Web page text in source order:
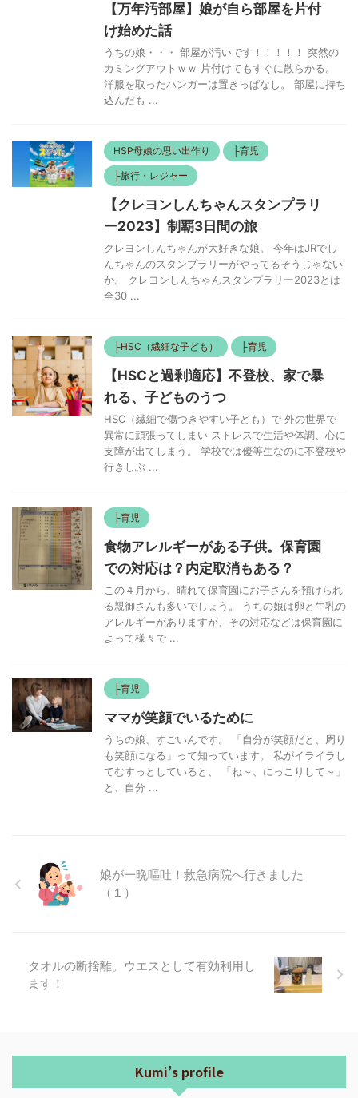
【万年汚部屋】娘が自ら部屋を片付
け始めた話
うちの娘・・・ 部屋が汚いです！！！！！ 突然の
カミングアウトｗｗ 片付けてもすぐに散らかる。
洋服を取ったハンガーは置きっぱなし。 部屋に持ち
込んだも ...
HSP母娘の思い出作り ├育児
├旅行・レジャー
【クレヨンしんちゃんスタンプラリ
ー2023】制覇3日間の旅
クレヨンしんちゃんが大好きな娘。 今年はJRでし
んちゃんのスタンプラリーがやってるそうじゃない
か。 クレヨンしんちゃんスタンプラリー2023とは
全30 ...
├HSC（繊細な子ども） ├育児
【HSCと過剰適応】不登校、家で暴
れる、子どものうつ
HSC（繊細で傷つきやすい子ども）で 外の世界で
異常に頑張ってしまい ストレスで生活や体調、心に
支障が出てしまう。 学校では優等生なのに不登校や
行きしぶ ...
├育児
食物アレルギーがある子供。保育園
での対応は？内定取消もある？
この４月から、晴れて保育園にお子さんを預けられ
る親御さんも多いでしょう。 うちの娘は卵と牛乳の
アレルギーがありますが、その対応などは保育園に
よって様々で ...
├育児
ママが笑顔でいるために
うちの娘、すごいんです。 「自分が笑顔だと、周り
も笑顔になる」って知っています。 私がイライラし
てむすっとしていると、 「ね～、にっこりして～」
と、自分 ...
娘が一晩嘔吐！救急病院へ行きました
（１）
タオルの断捨離。ウエスとして有効利用し
ます！
Kumi’s profile